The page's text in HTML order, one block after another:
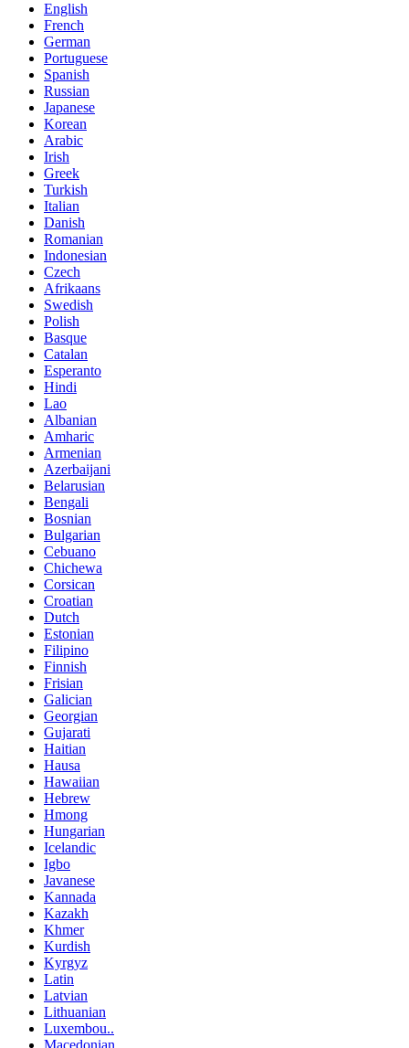
English
French
German
Portuguese
Spanish
Russian
Japanese
Korean
Arabic
Irish
Greek
Turkish
Italian
Danish
Romanian
Indonesian
Czech
Afrikaans
Swedish
Polish
Basque
Catalan
Esperanto
Hindi
Lao
Albanian
Amharic
Armenian
Azerbaijani
Belarusian
Bengali
Bosnian
Bulgarian
Cebuano
Chichewa
Corsican
Croatian
Dutch
Estonian
Filipino
Finnish
Frisian
Galician
Georgian
Gujarati
Haitian
Hausa
Hawaiian
Hebrew
Hmong
Hungarian
Icelandic
Igbo
Javanese
Kannada
Kazakh
Khmer
Kurdish
Kyrgyz
Latin
Latvian
Lithuanian
Luxembou..